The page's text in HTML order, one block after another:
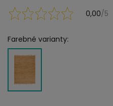
0,00/5
Farebné varianty: